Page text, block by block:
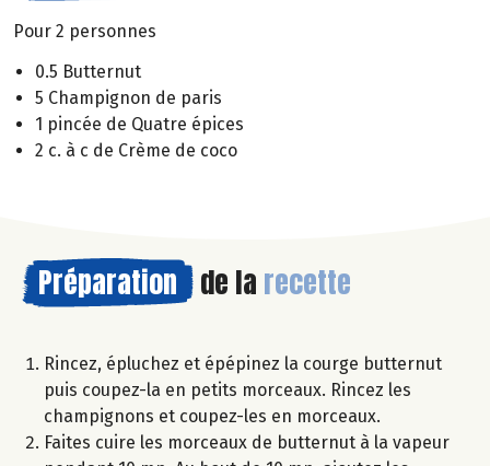
Pour 2 personnes
0.5 Butternut
5 Champignon de paris
1 pincée de Quatre épices
2 c. à c de Crème de coco
Préparation de la recette
Rincez, épluchez et épépinez la courge butternut
puis coupez-la en petits morceaux. Rincez les
champignons et coupez-les en morceaux.
Faites cuire les morceaux de butternut à la vapeur